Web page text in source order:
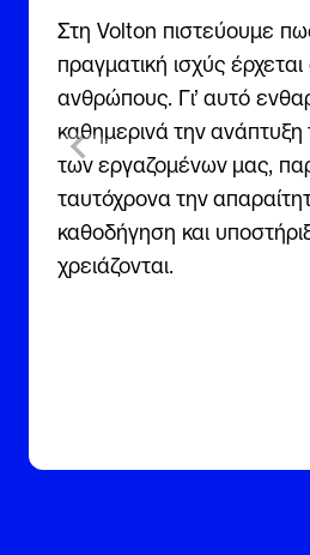
Στη Volton πιστεύουμε
πραγματική ισχύς
ανθρώπους. Γι’ αυτό
καθημερινά την ανάπτυξη
των εργαζομένων μας,
ταυτόχρονα την
καθοδήγηση και
χρειάζονται.